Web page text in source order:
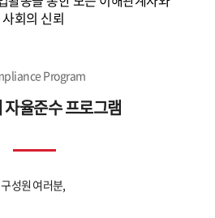
사회의 신뢰
Program
자율준수 프로그램
구성원 여러분,